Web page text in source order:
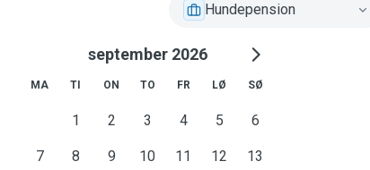
Hundepension
september 2026
MA TI ON TO FR LØ SØ
1 2 3 4 5 6
7 8 9 10 11 12 13